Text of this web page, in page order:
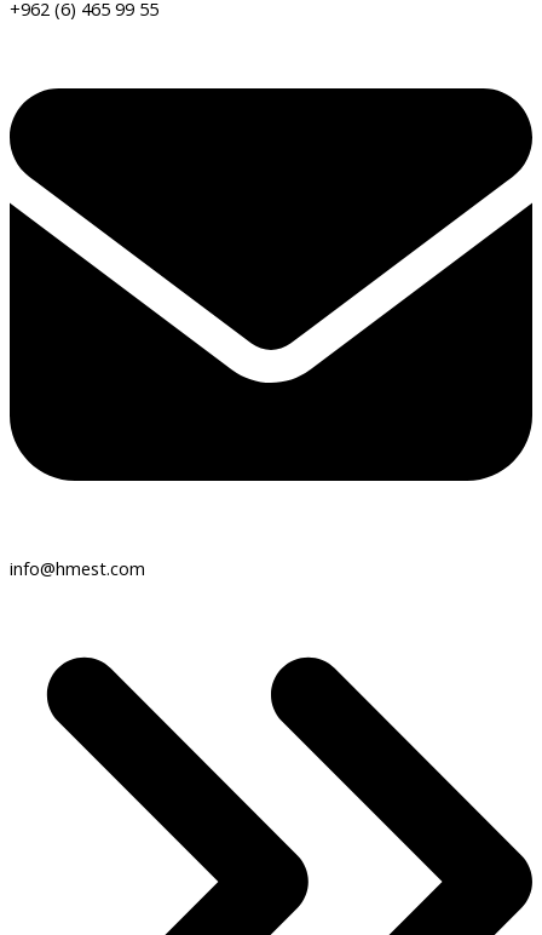
+962 (6) 465 99 55
info@hmest.com